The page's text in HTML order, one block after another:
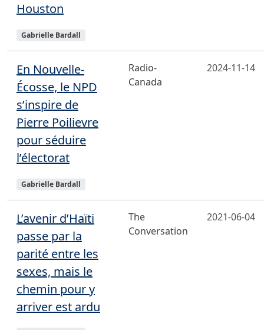
Houston
Sujets
Gabrielle Bardall
En Nouvelle-
Écosse, le NPD
s’inspire de
Pierre Poilievre
pour séduire
l’électorat
Sujets
Gabrielle Bardall
Radio-
Canada
2024-11-14
L’avenir d’Haïti
passe par la
parité entre les
sexes, mais le
chemin pour y
arriver est ardu
Sujets
The
Conversation
2021-06-04